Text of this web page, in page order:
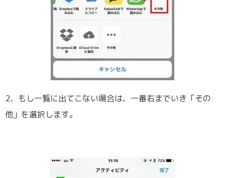
2、もし一覧に出てこない場合は、一番右までいき「その
他」を選択します。